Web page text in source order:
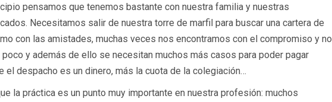
pensamos que tenemos bastante con nuestra familia y nuestras
Necesitamos salir de nuestra torre de marfil para buscar una cartera de
con las amistades, muchas veces nos encontramos con el compromiso y no
y además de ello se necesitan muchos más casos para poder pagar
despacho es un dinero, más la cuota de la colegiación…
la práctica es un punto muy importante en nuestra profesión: muchos